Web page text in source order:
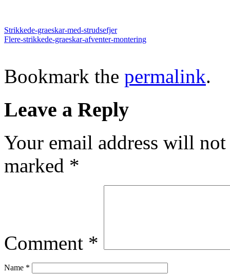
Strikkede-graeskar-med-strudsefjer
Flere-strikkede-graeskar-afventer-montering
Bookmark the permalink.
Leave a Reply
Your email address will
marked *
Comment *
Name *